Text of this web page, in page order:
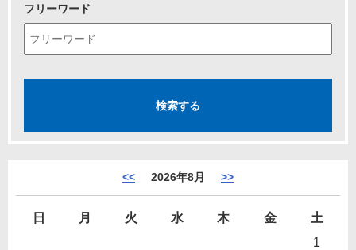
フリーワード
<< 2026年8月 >>
日 月 火 水 木 金
土
1